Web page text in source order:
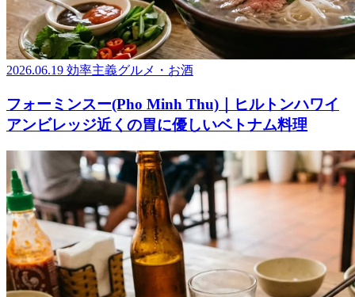
2026.06.19 効率主義グルメ・お酒
フォーミンスー(Pho Minh Thu)｜ヒルトンハワイ
アンビレッジ近くの胃に優しいベトナム料理